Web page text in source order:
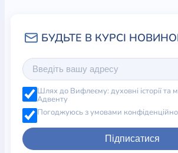
Шлях до Вифлеєму: духовні історії та
Адвенту
Погоджуюсь з умовами
Підписатися